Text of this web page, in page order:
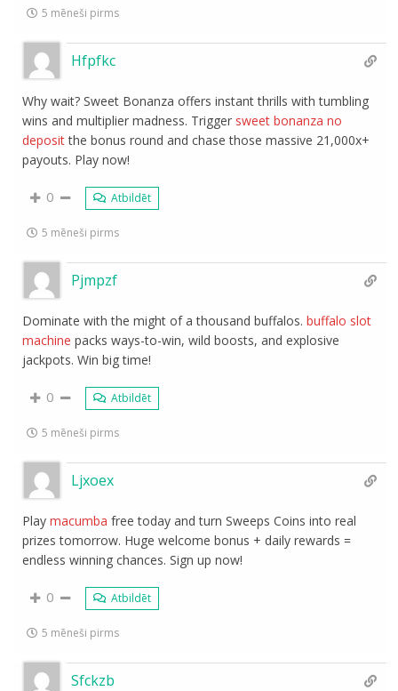
5 mēneši pirms
Hfpfkc
Why wait? Sweet Bonanza offers instant thrills with tumbling
wins and multiplier madness. Trigger sweet bonanza no
depositthe bonus round and chase those massive 21,000x+
payouts. Play now!
0 Atbildēt
5 mēneši pirms
Pjmpzf
Dominate with the might of a thousand buffalos.buffalo slot
machine packs ways-to-win, wild boosts, and explosive
jackpots. Win big time!
0 Atbildēt
5 mēneši pirms
Ljxoex
Playmacumba free today and turn Sweeps Coins into real
prizes tomorrow. Huge welcome bonus + daily rewards =
endless winning chances. Sign up now!
0 Atbildēt
5 mēneši pirms
Sfckzb